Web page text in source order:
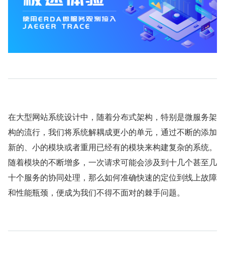
在大型网站系统设计中，随着分布式架构，特别是微服务架
构的流行，我们将系统解耦成更小的单元，通过不断的添加
新的、小的模块或者重用已经有的模块来构建复杂的系统。
随着模块的不断增多，一次请求可能会涉及到十几个甚至几
十个服务的协同处理，那么如何准确快速的定位到线上故障
和性能瓶颈，便成为我们不得不面对的棘手问题。